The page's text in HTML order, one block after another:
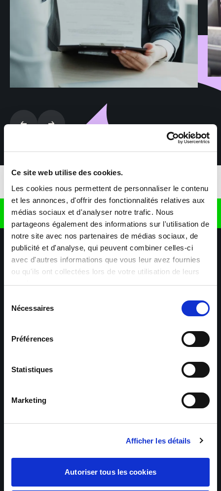
Ce site web utilise des cookies.
Les cookies nous permettent de personnaliser le contenu
et les annonces, d'offrir des fonctionnalités relatives aux
médias sociaux et d'analyser notre trafic. Nous
partageons également des informations sur l'utilisation de
notre site avec nos partenaires de médias sociaux, de
publicité et d'analyse, qui peuvent combiner celles-ci
avec d'autres informations que vous leur avez fournies
ou qu'ils ont collectées lors de votre utilisation de leurs
services.
Nécessaires
Préférences
Statistiques
Marketing
Afficher les détails
Autoriser tous les cookies
Retrouvez nous sur
Nos agences Aide & Contact
Maxiplan
Mulhouse – Industrie,
Logistique, Transport et
Bâtiment et Tertiaire
Logistique, Bâtiment et
Guebwiller – Industrie,
Experts Paris – Tertiaire,
Cadres
Experts Strasbourg –
Illkirch-Graffenstaden
Experts Saint-Louis –
Tertiaire, Techniciens,
Ingénieurs et Cadres